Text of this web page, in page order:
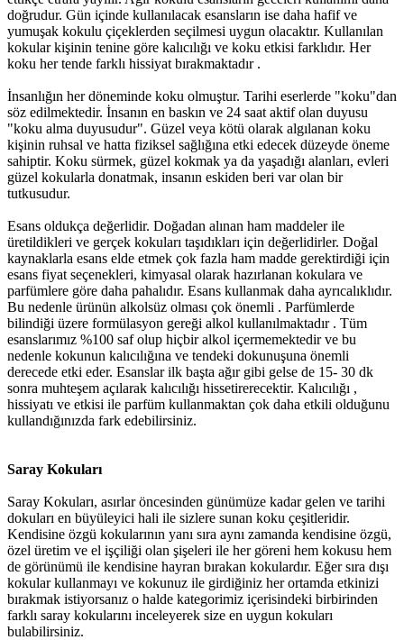
doğrudur. Gün içinde kullanılacak esansların ise daha hafif ve
yumuşak kokulu çiçeklerden seçilmesi uygun olacaktır. Kullanılan
kokular kişinin tenine göre kalıcılığı ve koku etkisi farklıdır. Her
koku her tende farklı hissiyat bırakmaktadır .
İnsanlığın her döneminde koku olmuştur. Tarihi eserlerde "koku"dan
söz edilmektedir. İnsanın en baskın ve 24 saat aktif olan duyusu
"koku alma duyusudur". Güzel veya kötü olarak algılanan koku
kişinin ruhsal ve hatta fiziksel sağlığına etki edecek düzeyde öneme
sahiptir. Koku sürmek, güzel kokmak ya da yaşadığı alanları, evleri
güzel kokularla donatmak, insanın eskiden beri var olan bir
tutkusudur.
Esans oldukça değerlidir. Doğadan alınan ham maddeler ile
üretildikleri ve gerçek kokuları taşıdıkları için değerlidirler. Doğal
kaynaklarla esans elde etmek çok fazla ham madde gerektirdiği için
esans fiyat seçenekleri, kimyasal olarak hazırlanan kokulara ve
parfümlere göre daha pahalıdır. Esans kullanmak daha ayrıcalıklıdır.
Bu nedenle ürünün alkolsüz olması çok önemli . Parfümlerde
bilindiği üzere formülasyon gereği alkol kullanılmaktadır . Tüm
esanslarımız %100 saf olup hiçbir alkol içermemektedir ve bu
nedenle kokunun kalıcılığına ve tendeki dokunuşuna önemli
derecede etki eder. Esanslar ilk başta ağır gibi gelse de 15- 30 dk
sonra muhteşem açılarak kalıcılığı hissetirerecektir. Kalıcılığı ,
hissiyatı ve etkisi ile parfüm kullanmaktan çok daha etkili olduğunu
kullandığınızda fark edebilirsiniz.
Saray Kokuları
Saray Kokuları, asırlar öncesinden günümüze kadar gelen ve tarihi
dokuları en büyüleyici hali ile sizlere sunan koku çeşitleridir.
Kendisine özgü kokularının yanı sıra aynı zamanda kendisine özgü,
özel üretim ve el işçiliği olan şişeleri ile her göreni hem kokusu hem
de görünümü ile kendisine hayran bırakan kokulardır. Eğer sıra dışı
kokular kullanmayı ve kokunuz ile girdiğiniz her ortamda etkinizi
bırakmak istiyorsanız o halde kategorimiz içerisindeki birbirinden
farklı saray kokularını inceleyerek size en uygun kokuları
bulabilirsiniz.